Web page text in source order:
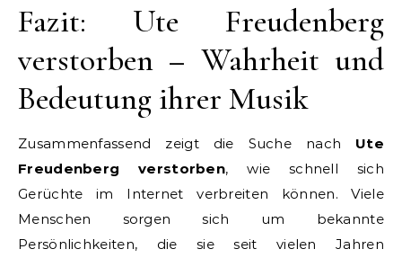
Fazit: Ute Freudenberg
verstorben – Wahrheit und
Bedeutung ihrer Musik
Zusammenfassend zeigt die Suche nach Ute
Freudenberg verstorben, wie schnell sich
Gerüchte im Internet verbreiten können. Viele
Menschen sorgen sich um bekannte
Persönlichkeiten, die sie seit vielen Jahren